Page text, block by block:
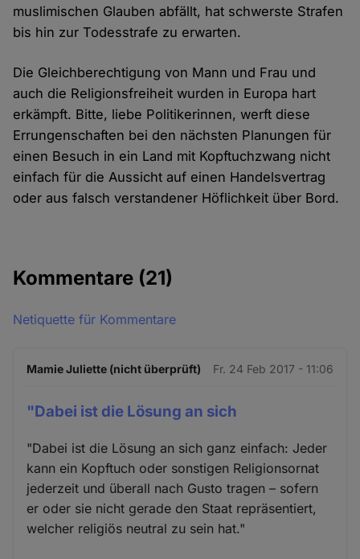
muslimischen Glauben abfällt, hat schwerste Strafen
bis hin zur Todesstrafe zu erwarten.
Die Gleichberechtigung von Mann und Frau und
auch die Religionsfreiheit wurden in Europa hart
erkämpft. Bitte, liebe Politikerinnen, werft diese
Errungenschaften bei den nächsten Planungen für
einen Besuch in ein Land mit Kopftuchzwang nicht
einfach für die Aussicht auf einen Handelsvertrag
oder aus falsch verstandener Höflichkeit über Bord.
Kommentare (21)
Netiquette für Kommentare
Mamie Juliette (nicht überprüft) Fr. 24 Feb 2017 - 11:06
"Dabei ist die Lösung an sich
"Dabei ist die Lösung an sich ganz einfach: Jeder
kann ein Kopftuch oder sonstigen Religionsornat
jederzeit und überall nach Gusto tragen – sofern
er oder sie nicht gerade den Staat repräsentiert,
welcher religiös neutral zu sein hat."